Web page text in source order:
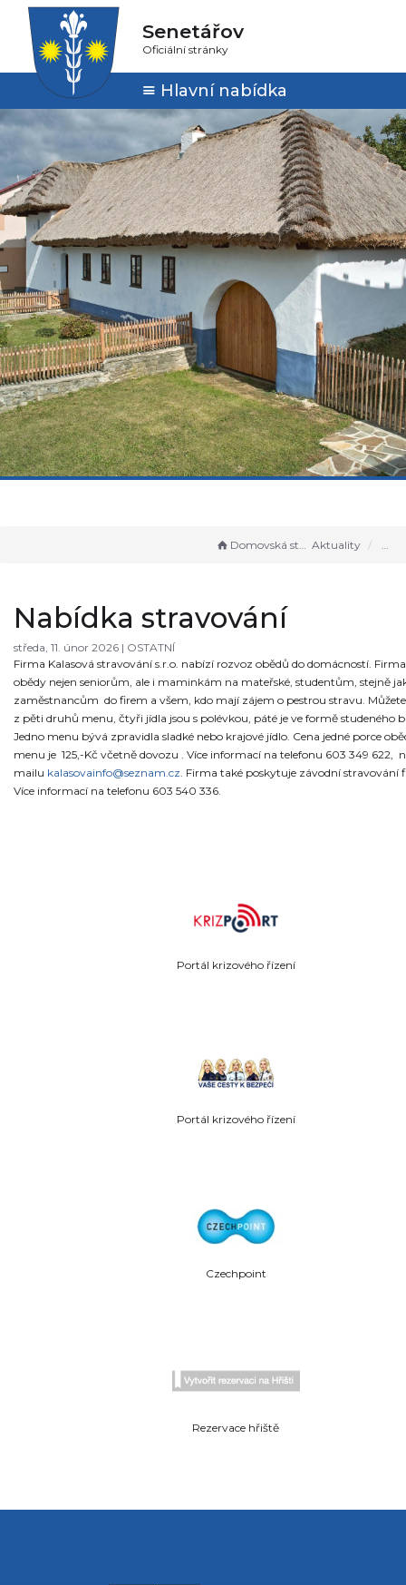
Senetářov
Oficiální stránky
Hlavní nabídka
Domovská stránka Aktuality
Nabídka stravování
středa, 11. únor 2026 | OSTATNÍ
Firma Kalasová stravování s.r.o. nabízí rozvoz obědů do domácností.
obědy nejen seniorům, ale i maminkám na mateřské, studentům, stejně
zaměstnancům do firem a všem, kdo mají zájem o pestrou stravu.
z pěti druhů menu, čtyři jídla jsou s polévkou, páté je ve formě studeného
Jedno menu bývá zpravidla sladké nebo krajové jídlo. Cena jedné porce
menu je 125,-Kč včetně dovozu . Více informací na telefonu 603 349 622,
mailu kalasovainfo@seznam.cz. Firma také poskytuje závodní stravování
Více informací na telefonu 603 540 336.
Portál krizového řízení
Portál krizového řízení
Czechpoint
Rezervace hřiště